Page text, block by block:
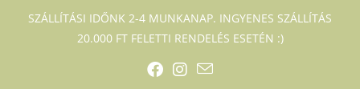
SZÁLLÍTÁSI IDŐNK 2-4 MUNKANAP. INGYENES SZÁLLÍTÁS
20.000 FT FELETTI RENDELÉS ESETÉN :)